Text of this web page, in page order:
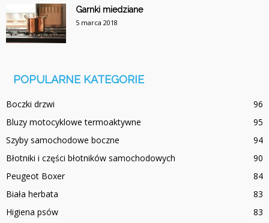
Garnki miedziane
5 marca 2018
POPULARNE KATEGORIE
Boczki drzwi
96
Bluzy motocyklowe termoaktywne
95
Szyby samochodowe boczne
94
Błotniki i części błotników samochodowych
90
Peugeot Boxer
84
Biała herbata
83
Higiena psów
83